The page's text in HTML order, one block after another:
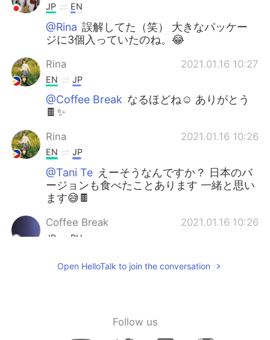
JP EN
@Rina 誤解してた（笑） 大きなパッケー
ジに3個入っていたのね。😂
Rina 2021.01.16 10:27
EN JP
@Coffee Break なるほどね☺️ ありがとう
🍫✨
Rina 2021.01.16 10:26
EN JP
@Tani Te えーそうなんですか？ 日本のバ
ージョンも食べたことあります 一緒と思い
ます😅🍫
Coffee Break 2021.01.16 10:26
JP RU
@Coffee Breakこれもかわいいですか？笑
Open HelloTalk to join the conversation
Follow us